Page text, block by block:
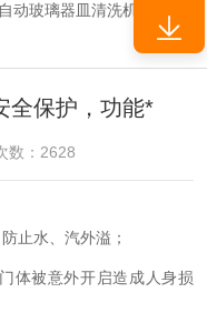
动玻璃器皿清洗机贴心安
全保护，功能*
数：2628
保护
，防止水、汽外溢；
体被意外开启造成人身损